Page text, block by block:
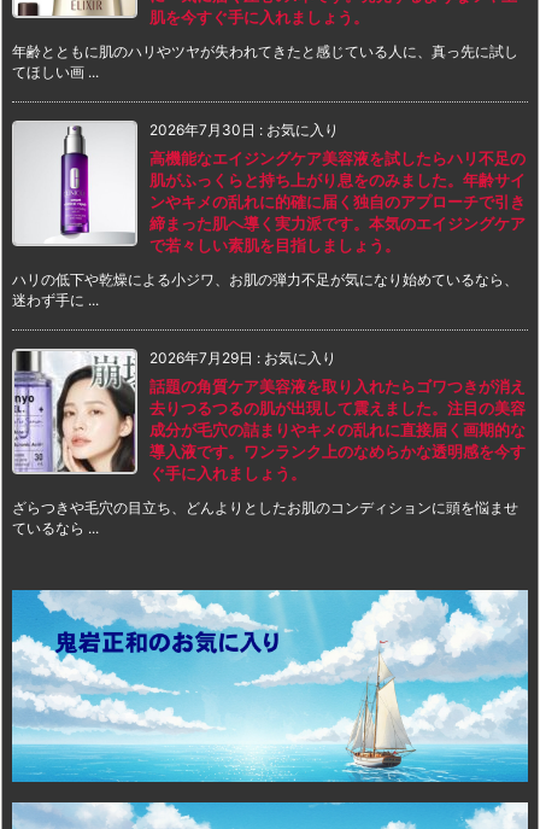
肌を今すぐ手に入れましょう。
年齢とともに肌のハリやツヤが失われてきたと感じている人に、真っ先に試し
てほしい画 ...
2026年7月30日 : お気に入り
高機能なエイジングケア美容液を試したらハリ不足の
肌がふっくらと持ち上がり息をのみました。年齢サイ
ンやキメの乱れに的確に届く独自のアプローチで引き
締まった肌へ導く実力派です。本気のエイジングケア
で若々しい素肌を目指しましょう。
ハリの低下や乾燥による小ジワ、お肌の弾力不足が気になり始めているなら、
迷わず手に ...
2026年7月29日 : お気に入り
話題の角質ケア美容液を取り入れたらゴワつきが消え
去りつるつるの肌が出現して震えました。注目の美容
成分が毛穴の詰まりやキメの乱れに直接届く画期的な
導入液です。ワンランク上のなめらかな透明感を今す
ぐ手に入れましょう。
ざらつきや毛穴の目立ち、どんよりとしたお肌のコンディションに頭を悩ませ
ているなら ...